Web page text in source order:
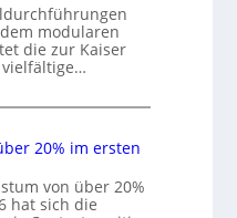
modularen
die zur Kaiser
vielfältige…
20% im ersten
von über 20%
hat sich die